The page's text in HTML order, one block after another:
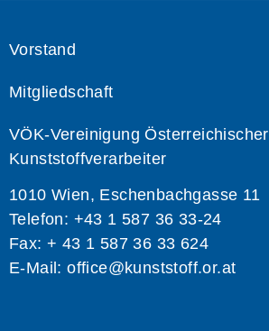
Vorstand
Mitgliedschaft
VÖK-Vereinigung Österreichischer
Kunststoffverarbeiter
1010 Wien, Eschenbachgasse 11
Telefon: +43 1 587 36 33-24
Fax: + 43 1 587 36 33 624
E-Mail:office@kunststoff.or.at